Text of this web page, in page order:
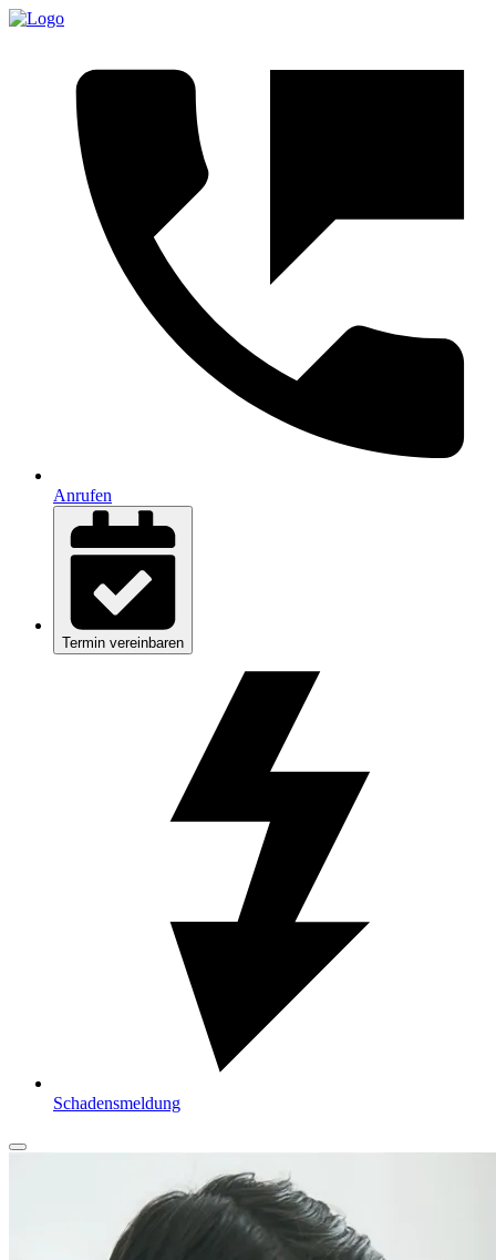
Anrufen
Termin vereinbaren
Schadensmeldung